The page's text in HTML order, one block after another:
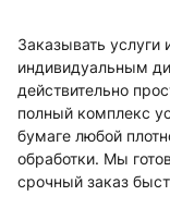
Заказывать услуги
индивидуальным
действительно
полный комплекс
бумаге любой
обработки. Мы
срочный заказ